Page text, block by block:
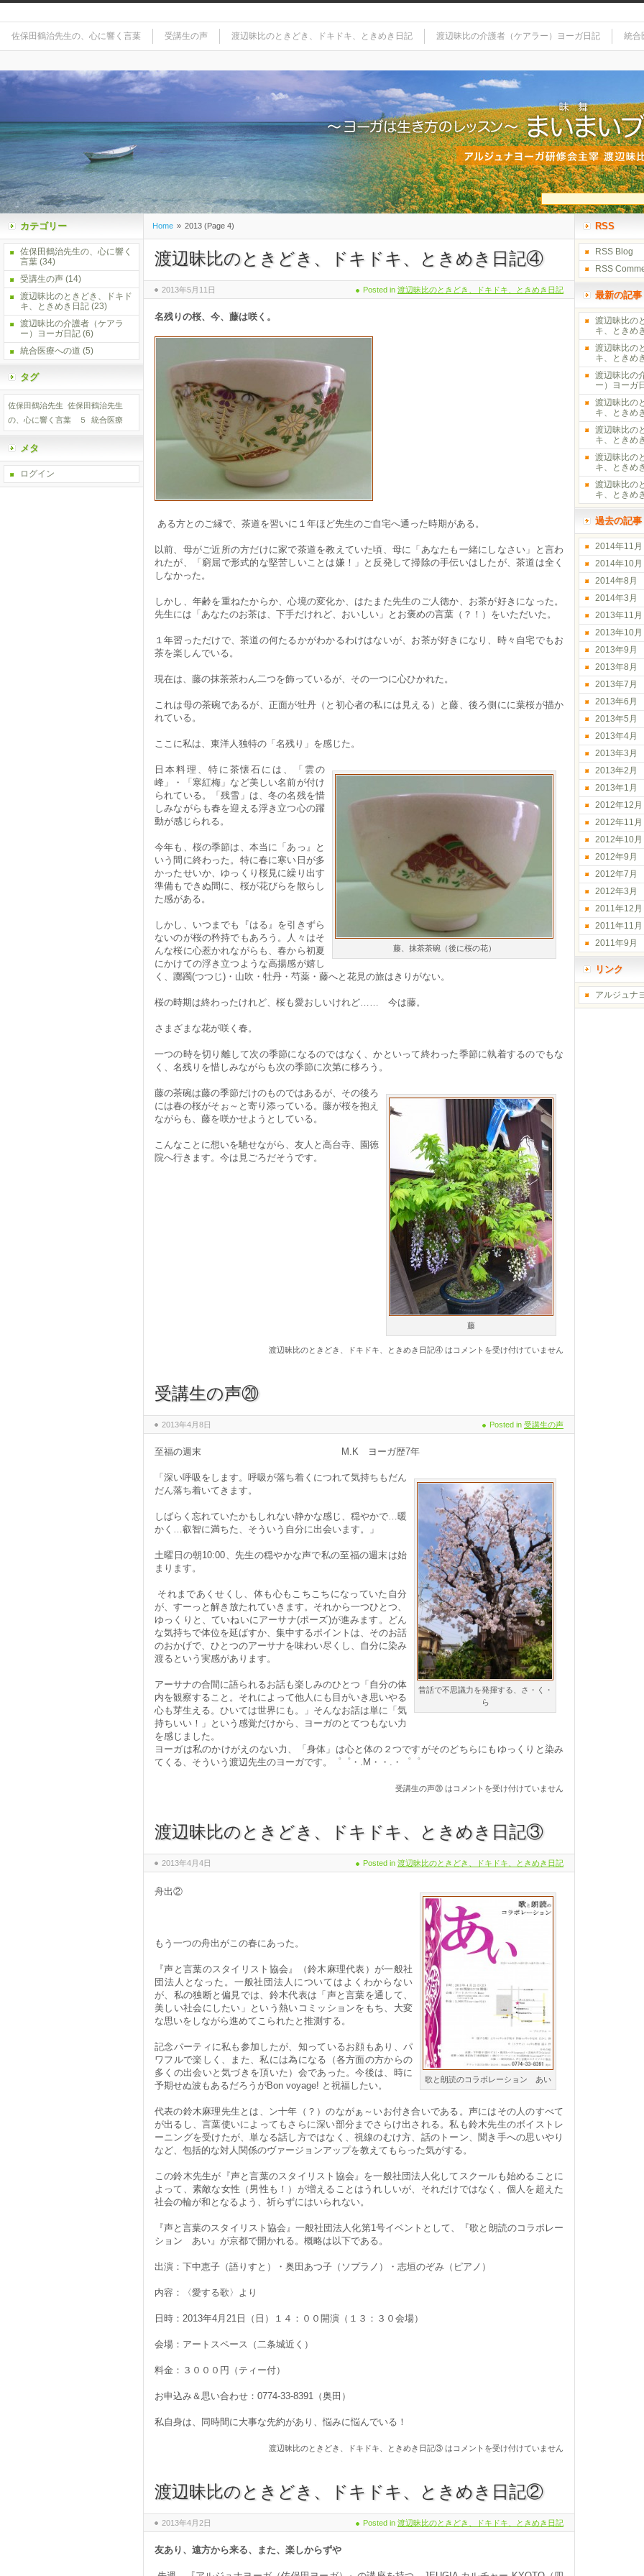
佐保田鶴治先生の、心に響く言葉 受講生の声 渡辺昧比のときどき、ドキドキ、ときめき日記 渡辺昧比の介護者（ケアラー）ヨーガ日記 統合
Home » 2013 (Page 4)
渡辺昧比のときどき、ドキドキ、ときめき日記④
2013年5月11日 Posted in 渡辺昧比のときどき、ドキドキ、ときめき日記
名残りの桜、今、藤は咲く。
ある方とのご縁で、茶道を習いに１年ほど先生のご自宅へ通った時期がある。
以前、母がご近所の方だけに家で茶道を教えていた頃、母に「あなたも一緒にしなさい」と言わ
れたが、「窮屈で形式的な堅苦しいことは嫌！」と反発して掃除の手伝いはしたが、茶道は全く
しなかった。
しかし、年齢を重ねたからか、心境の変化か、はたまた先生のご人徳か、お茶が好きになった。
先生には「あなたのお茶は、下手だけれど、おいしい」とお褒めの言葉（？！）をいただいた。
１年習っただけで、茶道の何たるかがわかるわけはないが、お茶が好きになり、時々自宅でもお
茶を楽しんでいる。
現在は、藤の抹茶茶わん二つを飾っているが、その一つに心ひかれた。
これは母の茶碗であるが、正面が牡丹（と初心者の私には見える）と藤、後ろ側にに葉桜が描か
れている。
ここに私は、東洋人独特の「名残り」を感じた。
藤、抹茶茶碗（後に桜の花）
日本料理、特に茶懐石には、「雲の
峰」・「寒紅梅」など美しい名前が付け
られている。「残雪」は、冬の名残を惜
しみながらも春を迎える浮き立つ心の躍
動が感じられる。
今年も、桜の季節は、本当に「あっ』と
いう間に終わった。特に春に寒い日が多
かったせいか、ゆっくり桜見に繰り出す
準備もできぬ間に、桜が花びらを散らし
た感がある。
しかし、いつまでも『はる』を引きずら
ないのが桜の矜持でもあろう。人々はそ
んな桜に心惹かれながらも、春から初夏
にかけての浮き立つような高揚感が嬉し
く、躑躅(つつじ)・山吹・牡丹・芍薬・藤へと花見の旅はきりがない。
桜の時期は終わったけれど、桜も愛おしいけれど…… 今は藤。
さまざまな花が咲く春。
一つの時を切り離して次の季節になるのではなく、かといって終わった季節に執着するのでもな
く、名残りを惜しみながらも次の季節に次第に移ろう。
藤
藤の茶碗は藤の季節だけのものではあるが、その後ろ
には春の桜がそぉ～と寄り添っている。藤が桜を抱え
ながらも、藤を咲かせようとしている。
こんなことに想いを馳せながら、友人と高台寺、園徳
院へ行きます。今は見ごろだそうです。
渡辺昧比のときどき、ドキドキ、ときめき日記④ は コメントを受け付けていません
受講生の声⑳
2013年4月8日 Posted in 受講生の声
至福の週末 M.K ヨーガ歴7年
昔話で不思議力を発揮する、さ・く・
ら
「深い呼吸をします。呼吸が落ち着くにつれて気持ちもだん
だん落ち着いてきます。
しばらく忘れていたかもしれない静かな感じ、穏やかで…暖
かく…叡智に満ちた、そういう自分に出会います。」
土曜日の朝10:00、先生の穏やかな声で私の至福の週末は始
まります。
それまであくせくし、体も心もこちこちになっていた自分
が、すーっと解き放たれていきます。それから一つひとつ、
ゆっくりと、ていねいにアーサナ(ポーズ)が進みます。どん
な気持ちで体位を延ばすか、集中するポイントは、そのお話
のおかげで、ひとつのアーサナを味わい尽くし、自分に染み
渡るという実感があります。
アーサナの合間に語られるお話も楽しみのひとつ「自分の体
内を観察すること。それによって他人にも目がいき思いやる
心も芽生える。ひいては世界にも。」そんなお話は単に「気
持ちいい！」という感覚だけから、ヨーガのとてつもない力
を感じました。
ヨーガは私のかけがえのない力、「身体」は心と体の２つですがそのどちらにもゆっくりと染み
てくる、そういう渡辺先生のヨーガです。゜゜・.M・・.・゜゜
受講生の声⑳ は コメントを受け付けていません
渡辺昧比のときどき、ドキドキ、ときめき日記③
2013年4月4日 Posted in 渡辺昧比のときどき、ドキドキ、ときめき日記
歌と朗読のコラボレーション あい
舟出②
もう一つの舟出がこの春にあった。
『声と言葉のスタイリスト協会』（鈴木麻理代表）が一般社
団法人となった。一般社団法人についてはよくわからない
が、私の独断と偏見では、鈴木代表は「声と言葉を通して、
美しい社会にしたい」という熱いコミッションをもち、大変
な思いをしながら進めてこられたと推測する。
記念パーティに私も参加したが、知っているお顔もあり、パ
ワフルで楽しく、また、私には為になる（各方面の方からの
多くの出会いと気づきを頂いた）会であった。今後は、時に
予期せぬ波もあるだろうがBon voyage! と祝福したい。
代表の鈴木麻理先生とは、ン十年（？）のながぁ～いお付き合いである。声にはその人のすべて
が出るし、言葉使いによってもさらに深い部分までさらけ出される。私も鈴木先生のボイストレ
ーニングを受けたが、単なる話し方ではなく、視線のむけ方、話のトーン、聞き手への思いやり
など、包括的な対人関係のヴァージョンアップを教えてもらった気がする。
この鈴木先生が『声と言葉のスタイリスト協会』を一般社団法人化してスクールも始めることに
よって、素敵な女性（男性も！）が増えることはうれしいが、それだけではなく、個人を超えた
社会の輪が和となるよう、祈らずにはいられない。
『声と言葉のスタイリスト協会』一般社団法人化第1号イベントとして、『歌と朗読のコラボレー
ション あい』が京都で開かれる。概略は以下である。
出演：下中恵子（語りすと）・奥田あつ子（ソプラノ）・志垣のぞみ（ピアノ）
内容：〈愛する歌〉より
日時：2013年4月21日（日）１４：００開演（１３：３０会場）
会場：アートスペース（二条城近く）
料金：３０００円（ティー付）
お申込み＆思い合わせ：0774‐33‐8391（奥田）
私自身は、同時間に大事な先約があり、悩みに悩んでいる！
渡辺昧比のときどき、ドキドキ、ときめき日記③ は コメントを受け付けていません
渡辺昧比のときどき、ドキドキ、ときめき日記②
2013年4月2日 Posted in 渡辺昧比のときどき、ドキドキ、ときめき日記
友あり、遠方から来る、また、楽しからずや
カテゴリー
佐保田鶴治先生の、心に響く
言葉 (34)
受講生の声 (14)
渡辺昧比のときどき、ドキド
キ、ときめき日記 (23)
渡辺昧比の介護者（ケアラ
ー）ヨーガ日記 (6)
統合医療への道 (5)
タグ
佐保田鶴治先生 佐保田鶴治先生
の、心に響く言葉 ５
統合医療
メタ
ログイン
RSS
RSS Blog
RSS
最新の記事
渡辺昧比の
キ、ときめ
渡辺昧比の
キ、ときめ
渡辺昧比の
ー）ヨーガ
渡辺昧比の
キ、ときめ
渡辺昧比の
キ、ときめ
渡辺昧比の
キ、ときめ
渡辺昧比の
キ、ときめ
過去の記事
2014年11月
2014年10月
2014年8月
2014年3月
2013年11月
2013年10月
2013年9月
2013年8月
2013年7月
2013年6月
2013年5月
2013年4月
2013年3月
2013年2月
2013年1月
2012年12月
2012年11月
2012年10月
2012年9月
2012年7月
2012年3月
2011年12月
2011年11月
2011年9月
リンク
アルジュナ